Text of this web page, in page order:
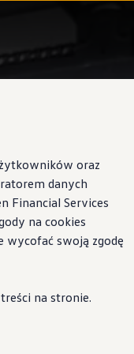
oraz
danych
Financial Services
na cookies
wycofać swoją zgodę
na stronie.